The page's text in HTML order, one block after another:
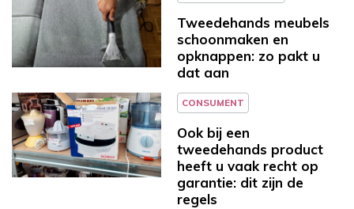
Tweedehands meubels
schoonmaken en
opknappen: zo pakt u
dat aan
CONSUMENT
Ook bij een
tweedehands product
heeft u vaak recht op
garantie: dit zijn de
regels